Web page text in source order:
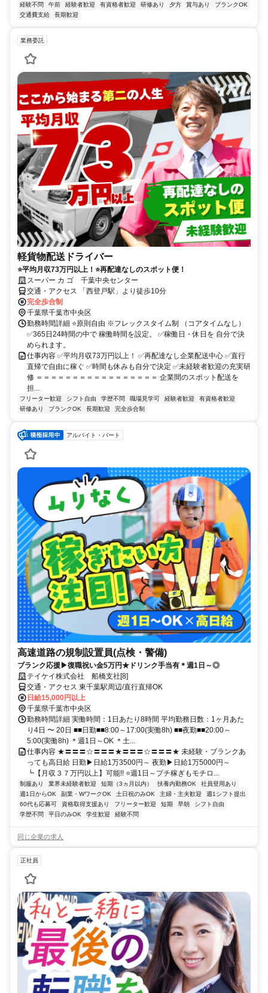
経験不問
午前 経験者歓迎 有資格者歓迎 研修あり 夕方 賞与あり
ブランクOK
交通費支給
長期歓迎
業務委託
軽貨物配送ドライバー
⭐平均月収73万円以上！⭐再配達なしのスポット便！
スーパー カ ゴ 千葉中央センター
交通・アクセス 「西登戸駅」より徒歩10分
完全歩合制
千葉県千葉市中央区
勤務時間詳細 ⭐原則自由 ※フレックスタイム制 （コアタイムなし）
✅365日24時間の中で 稼働時間を設定。 ✅稼働日・休日を 自分で決
められます。
仕事内容 ✅平均月収73万円以上！ ✅再配達なし企業配送中心 ✅直行
直帰で自由に稼ぐ ✅時間も休みも自分で決定 ✅未経験者歓迎の充実研
修 ＝＝＝＝＝＝＝＝＝＝＝＝＝＝＝＝＝ 企業間のスポット配送を
担...
フリーター歓迎 シフト自由 学歴不問 職場見学可 経験者歓迎
有資格者歓迎
研修あり
ブランクOK 長期歓迎 完全歩合制
アルバイト・パート
高速道路の規制設置員(点検・警備)
ブランク応援▶復職祝い金5万円★ドリンク手当有＊週1日～◎
テイケイ株式会社 船橋支社[8]
交通・アクセス 東千葉駅周辺/直行直帰OK
日給15,000円以上
千葉県千葉市中央区
勤務時間詳細 実働時間：1日あたり8時間 平均勤務日数：1ヶ月あた
り4日 〜 20日 ■■日勤■■8:00～17:00(実働8h) ■■夜勤■■20:00～
5:00(実働8h) ＊週1日～OK ＊土...
仕事内容 ★〓〓〓☆〓〓〓★〓〓〓☆〓〓〓★ 未経験・ブランクあ
っても高日給 日勤▶日給1万3500円～ 夜勤▶日給1万5000円～
┗【月収３７万円以上】可能!! ⭐週1日～プチ稼ぎもモチロ...
制服あり 業界未経験者歓迎 短期（3ヵ月以内） 扶養内勤務OK
社員登用あり
週1日からOK
副業・WワークOK 土日祝のみOK 主婦・主夫歓迎
週1シフト提出
60代も応募可
資格取得支援あり フリーター歓迎 短期 早朝
シフト自由
学歴不問
平日のみOK 学生歓迎 経験不問
同じ企業の求人
正社員